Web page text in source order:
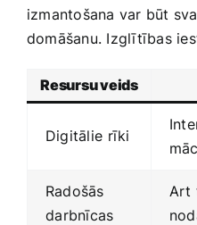
izmantošana ‍var būt​
domāšanu. Izglītības
Resursu veids
Digitālie ⁤rīki
Radošās
⁣darbnīcas
Art⁣